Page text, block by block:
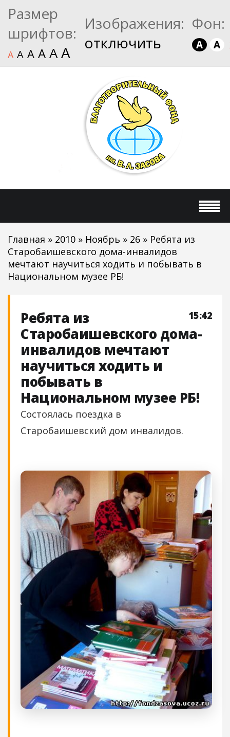
Размер
шрифтов:
A A A A AA
Изображения:
отключить
Фон:
A A
Главная » 2010 » Ноябрь » 26 » Ребята из
Старобаишевского дома-инвалидов
мечтают научиться ходить и побывать в
Национальном музее РБ!
15:42
Ребята из
Старобаишевского дома-
инвалидов мечтают
научиться ходить и
побывать в
Национальном музее РБ!
Состоялась поездка в
Старобаишевский дом инвалидов.